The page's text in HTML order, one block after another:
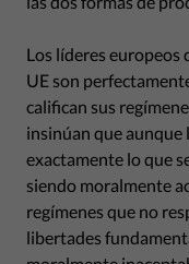
Los líderes europeos
UE son
califican sus
insinúan que aunque
exactamente lo que
siendo moralmente
regímenes que no
libertades